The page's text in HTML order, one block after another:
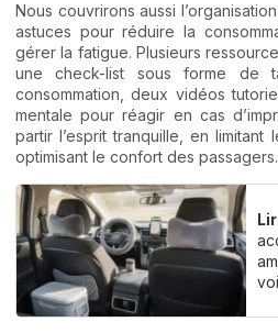
Nous couvrirons aussi
astuces pour réduire la
gérer la fatigue. Plusieurs
une check-list sous forme de
consommation, deux vidéos
mentale pour réagir en cas
partir l’esprit tranquille, en
optimisant le confort des passagers.